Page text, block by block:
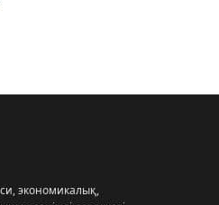
экономикалық,